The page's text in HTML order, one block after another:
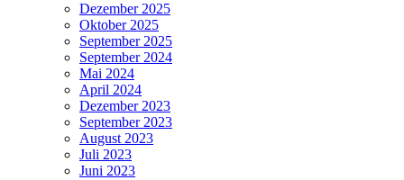
Dezember 2025
Oktober 2025
September 2025
September 2024
Mai 2024
April 2024
Dezember 2023
September 2023
August 2023
Juli 2023
Juni 2023